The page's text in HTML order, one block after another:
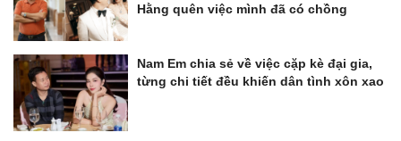
Hằng quên việc mình đã có chồng
Nam Em chia sẻ về việc cặp kè đại gia,
từng chi tiết đều khiến dân tình xôn xao